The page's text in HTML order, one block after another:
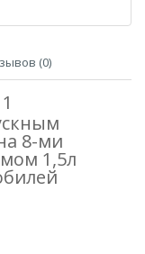
(0)
8-ми
1,5л